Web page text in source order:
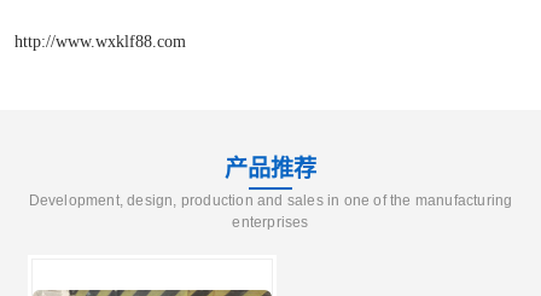
http://www.wxklf88.com
产品推荐
Development, design, production and sales in one of the manufacturing
enterprises